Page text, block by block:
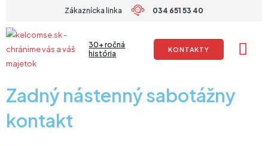
obsah
Zákaznícka linka 034 651 53 40
30+ ročná
história
KONTAKTY
Zadný nástenný sabotážny
kontakt